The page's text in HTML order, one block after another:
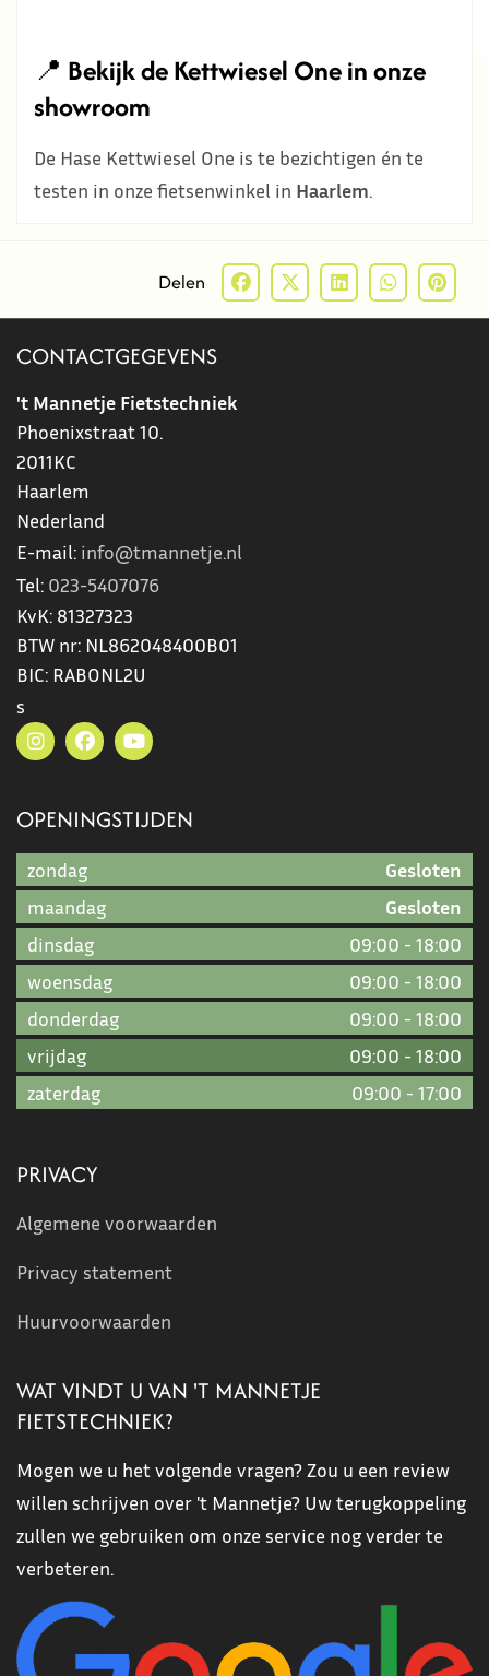
📍 Bekijk de Kettwiesel One in onze
showroom
De Hase Kettwiesel One is te bezichtigen én te
testen in onze fietsenwinkel in Haarlem.
Delen
CONTACTGEGEVENS
't Mannetje Fietstechniek
Phoenixstraat 10.
2011KC
Haarlem
Nederland
E-mail: info@tmannetje.nl
Tel: 023-5407076
KvK: 81327323
BTW nr: NL862048400B01
BIC: RABONL2U
s
OPENINGSTIJDEN
zondag
Gesloten
maandag
Gesloten
dinsdag
09:00 - 18:00
woensdag
09:00 - 18:00
donderdag
09:00 - 18:00
vrijdag
09:00 - 18:00
zaterdag
09:00 - 17:00
PRIVACY
Algemene voorwaarden
Privacy statement
Huurvoorwaarden
WAT VINDT U VAN 'T MANNETJE
FIETSTECHNIEK?
Mogen we u het volgende vragen? Zou u een review
willen schrijven over 't Mannetje? Uw terugkoppeling
zullen we gebruiken om onze service nog verder te
verbeteren.